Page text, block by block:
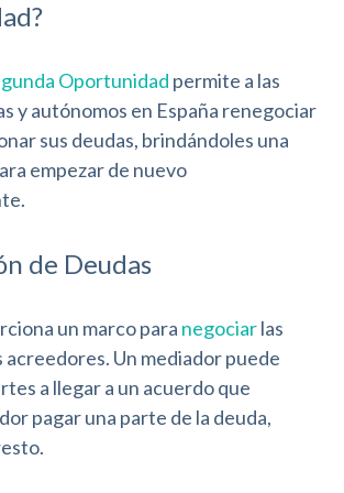
Oportunidad permite a las
y autónomos en España renegociar
sus deudas, brindándoles una
empezar de nuevo
de Deudas
un marco para negociarlas
acreedores. Un mediador puede
a llegar a un acuerdo que
pagar una parte de la deuda,